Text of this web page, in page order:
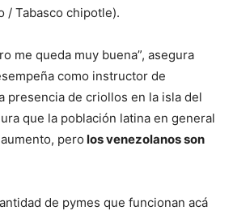
/ Tabasco chipotle).
me queda muy buena”, asegura
como instructor de
presencia de criollos en la isla del
que la población latina en general
pero los venezolanos son
de pymes que funcionan acá